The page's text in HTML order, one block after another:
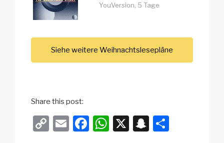
YouVersion, 5 Tage
Siehe weitere Weihnachtslesepläne
Share this post:
C
E
F
W X
S